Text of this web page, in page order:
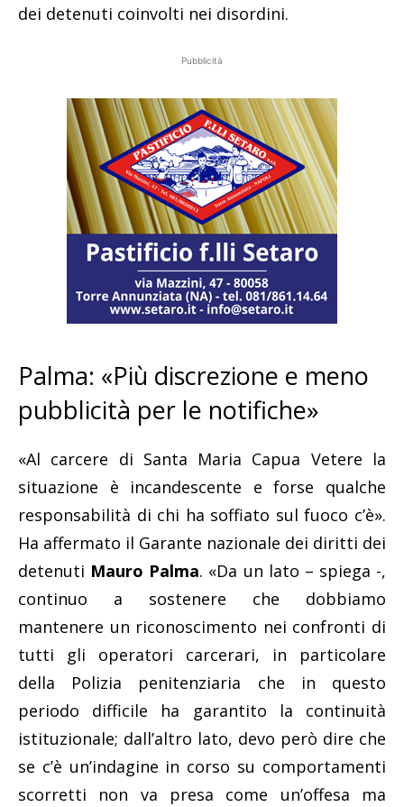
dei detenuti coinvolti nei disordini.
Pubblicità
Palma: «Più discrezione e meno
pubblicità per le notifiche»
«Al carcere di Santa Maria Capua Vetere la
situazione è incandescente e forse qualche
responsabilità di chi ha soffiato sul fuoco c’è».
Ha affermato il Garante nazionale dei diritti dei
detenuti Mauro Palma. «Da un lato – spiega -,
continuo a sostenere che dobbiamo
mantenere un riconoscimento nei confronti di
tutti gli operatori carcerari, in particolare
della Polizia penitenziaria che in questo
periodo difficile ha garantito la continuità
istituzionale; dall’altro lato, devo però dire che
se c’è un’indagine in corso su comportamenti
scorretti non va presa come un’offesa ma